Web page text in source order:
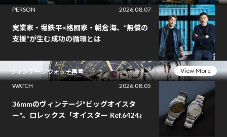
PERSON
2026.08.07
実業家・堀鉄平×格闘家・朝倉海、“無償の
支援”が生む成功の循環とは
ヴィンテージウォッチ再考
View More
WATCH
2026.08.05
36mmのヴィンテージ"ビッグオイスタ
ー"。ロレックス「オイスター Ref.6424」